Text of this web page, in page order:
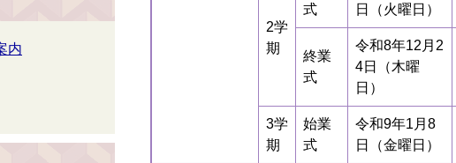
2学
期
式
日（火曜日）
終業
式
令和8年12月2
4日（木曜
日）
3学
期
始業
式
令和9年1月8
日（金曜日）
内